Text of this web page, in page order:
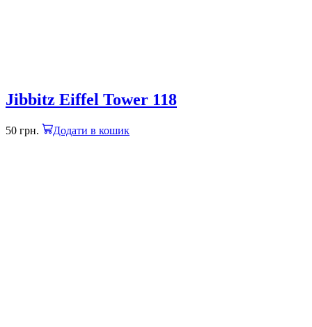
Jibbitz Eiffel Tower 118
50 грн. Додати в кошик